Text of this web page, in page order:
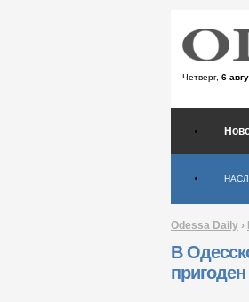
Четверг, 6
Odessa Daily ›
В